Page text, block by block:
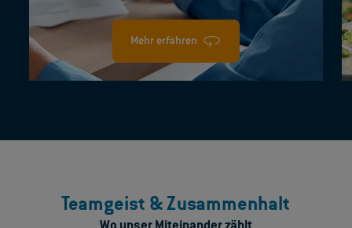
Mehr erfahren
Teamgeist & Zusammenhalt